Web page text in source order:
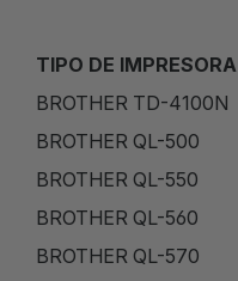
TIPO DE IMPRESORA
BROTHER TD-4100N
BROTHER QL-500
BROTHER QL-550
BROTHER QL-560
BROTHER QL-570